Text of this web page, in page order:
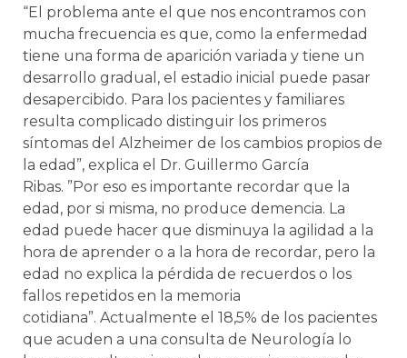
“El problema ante el que nos encontramos con
mucha frecuencia es que, como la enfermedad
tiene una forma de aparición variada y tiene un
desarrollo gradual, el estadio inicial puede pasar
desapercibido. Para los pacientes y familiares
resulta complicado distinguir los primeros
síntomas del Alzheimer de los cambios propios de
la edad”, explica el Dr. Guillermo García
Ribas. ”Por eso es importante recordar que la
edad, por si misma, no produce demencia. La
edad puede hacer que disminuya la agilidad a la
hora de aprender o a la hora de recordar, pero la
edad no explica la pérdida de recuerdos o los
fallos repetidos en la memoria
cotidiana”. Actualmente el 18,5% de los pacientes
que acuden a una consulta de Neurología lo